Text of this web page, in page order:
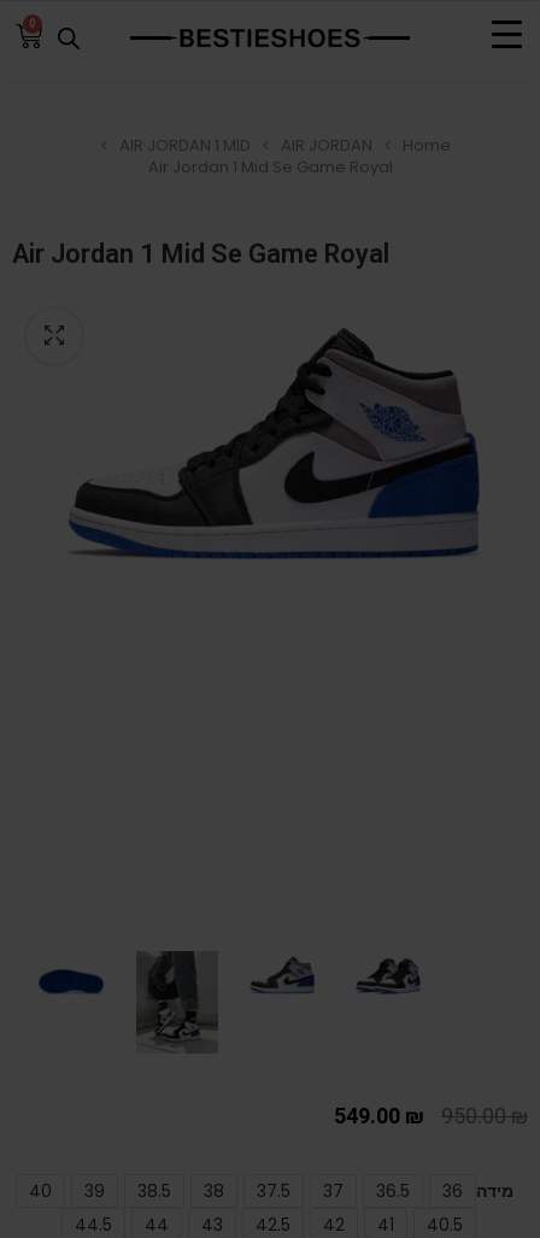
0
Home
AIR JORDAN
AIR JORDAN 1 MID
Air Jordan 1 Mid Se Game Royal
Air Jordan 1 Mid Se Game Royal
950.00₪
549.00 ₪
מידה 36
36.5
37
37.5
38
38.5
39
40
40.5
41
42
42.5
43
44
44.5